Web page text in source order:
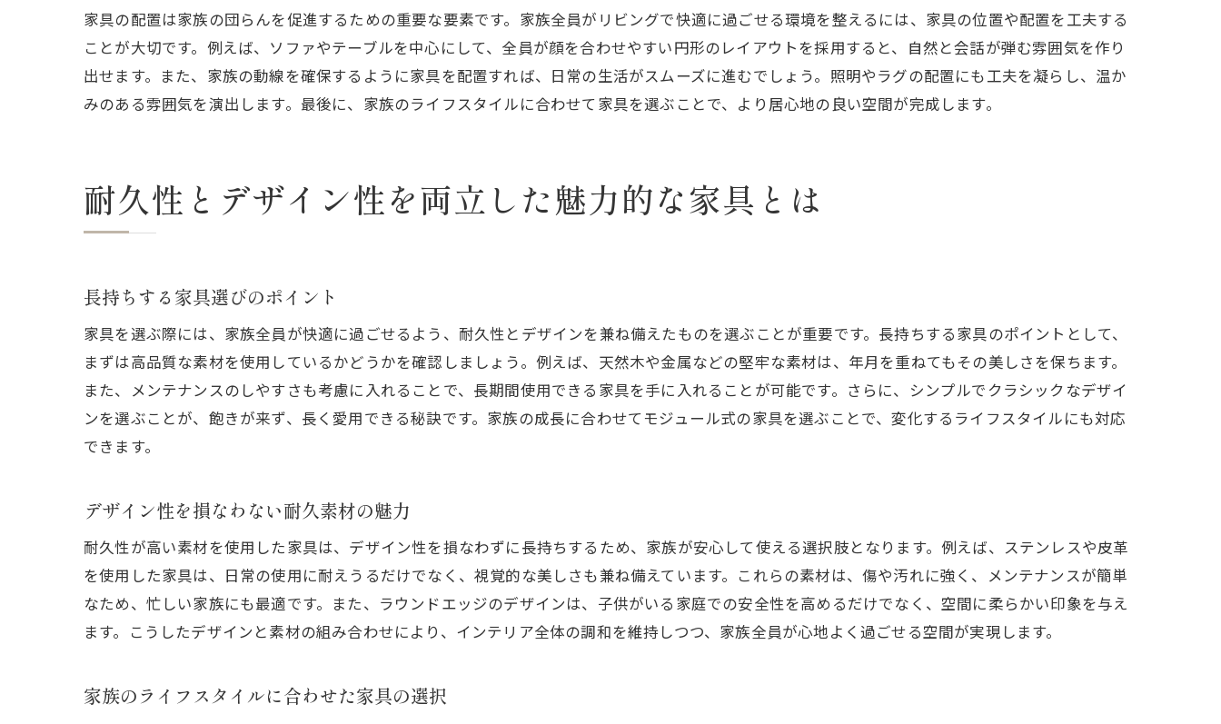
家族の会話を促進する座席配置
リビングに適したソファの選び方
スペースを有効活用する配置アイデア
座席配置で生まれる居心地の良さ
柔らかい照明で作る温かみのあるファミリー空間
柔らかい光で包まれる安心感
リビングに適した照明のバリエーション
照明と家具の調和が生む温かみ
家具の配置は家族の団らんを促進するための重要な要素です。家族全員がリビングで快適に過ごせる環境を整えるには、家具の位置や配置を工夫する
ことが大切です。例えば、ソファやテーブルを中心にして、全員が顔を合わせやすい円形のレイアウトを採用すると、自然と会話が弾む雰囲気を作り
出せます。また、家族の動線を確保するように家具を配置すれば、日常の生活がスムーズに進むでしょう。照明やラグの配置にも工夫を凝らし、温か
みのある雰囲気を演出します。最後に、家族のライフスタイルに合わせて家具を選ぶことで、より居心地の良い空間が完成します。
耐久性とデザイン性を両立した魅力的な家具とは
長持ちする家具選びのポイント
家具を選ぶ際には、家族全員が快適に過ごせるよう、耐久性とデザインを兼ね備えたものを選ぶことが重要です。長持ちする家具のポイントとして、
まずは高品質な素材を使用しているかどうかを確認しましょう。例えば、天然木や金属などの堅牢な素材は、年月を重ねてもその美しさを保ちます。
また、メンテナンスのしやすさも考慮に入れることで、長期間使用できる家具を手に入れることが可能です。さらに、シンプルでクラシックなデザイ
ンを選ぶことが、飽きが来ず、長く愛用できる秘訣です。家族の成長に合わせてモジュール式の家具を選ぶことで、変化するライフスタイルにも対応
できます。
デザイン性を損なわない耐久素材の魅力
耐久性が高い素材を使用した家具は、デザイン性を損なわずに長持ちするため、家族が安心して使える選択肢となります。例えば、ステンレスや皮革
を使用した家具は、日常の使用に耐えうるだけでなく、視覚的な美しさも兼ね備えています。これらの素材は、傷や汚れに強く、メンテナンスが簡単
なため、忙しい家族にも最適です。また、ラウンドエッジのデザインは、子供がいる家庭での安全性を高めるだけでなく、空間に柔らかい印象を与え
ます。こうしたデザインと素材の組み合わせにより、インテリア全体の調和を維持しつつ、家族全員が心地よく過ごせる空間が実現します。
家族のライフスタイルに合わせた家具の選択